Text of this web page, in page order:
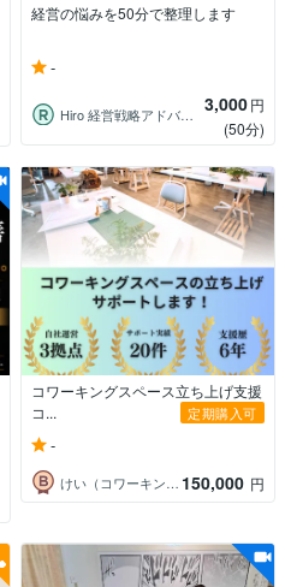
経営の悩みを50分で整理します
-
Hiro 経営戦略アドバイザー 3,000円
(50分)
コワーキングスペース立ち上げ支援
コ...
定期購入可
-
けい（コワーキングデザイナー） 150,000 円